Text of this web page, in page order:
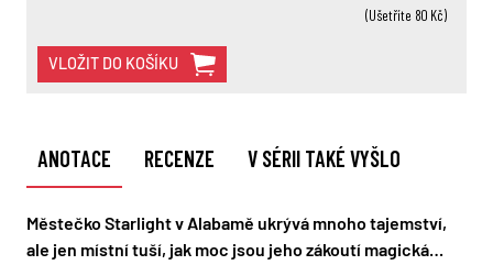
(Ušetříte 80 Kč)
VLOŽIT DO KOŠÍKU
ANOTACE RECENZE V SÉRII TAKÉ VYŠLO
Městečko Starlight v Alabamě ukrývá mnoho tajemství,
ale jen místní tuší, jak moc jsou jeho zákoutí magická…